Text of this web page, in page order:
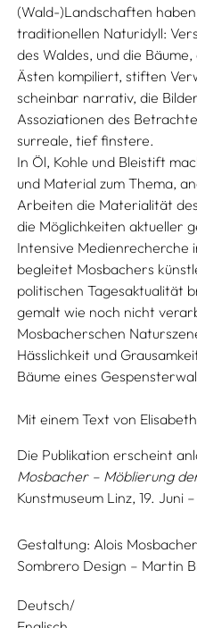
(Wald-)Landschaften
traditionellen Naturidyll:
des Waldes, und die
Ästen kompiliert, stiften
scheinbar narrativ, die
Assoziationen des
surreale, tief finstere.
In Öl, Kohle und Bleistift
und Material zum Thema,
Arbeiten die Materialität
die Möglichkeiten aktueller
Intensive
begleitet Mosbachers
politischen Tagesaktualität
gemalt wie noch nicht
Mosbacherschen
Hässlichkeit und
Bäume eines
Mit einem Text von
Die Publikation erscheint
Mosbacher – Möblierung
Kunstmuseum Linz, 19. Juni
Gestaltung: Alois
Sombrero Design – Martin
Deutsch/